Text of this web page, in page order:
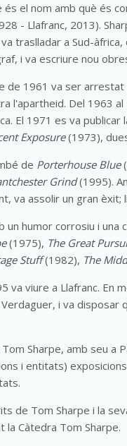
és el nom amb què és
- Llafranc, 2013).
traslladar a Sud-
i va escriure nou
de 1961 va ser
l'apartheid. Del 1963
El 1971 es va publicar
Exposure(1973),
de Porterhouse Blue
Grind(1995).
va assolir un gran
un humor corrosiu i
(1975), The Great
Stuff(1982), The
va viure a Llafranc. En
i va disposar
Tom Sharpe, amb seu a
i entitats)
de Tom Sharpe i la
la Càtedra Tom Sharpe.